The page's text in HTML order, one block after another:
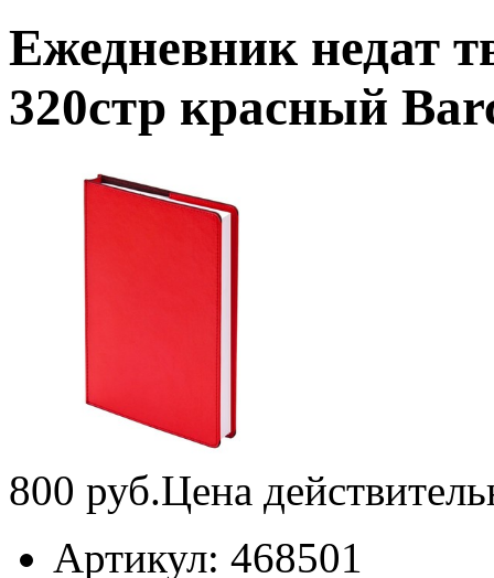
Ежедневник недат
320стр красный
800 руб.Цена
Артикул: 468501